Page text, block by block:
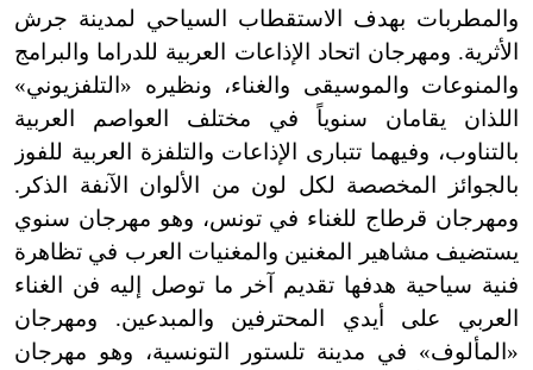
والمطربات بهدف الاستقطاب السياحي لمدينة جرش
الأثرية. ومهرجان اتحاد الإذاعات العربية للدراما والبرامج
والمنوعات والموسيقى والغناء، ونظيره «التلفزيوني»
اللذان يقامان سنوياً في مختلف العواصم العربية
بالتناوب، وفيهما تتبارى الإذاعات والتلفزة العربية للفوز
بالجوائز المخصصة لكل لون من الألوان الآنفة الذكر.
ومهرجان قرطاج للغناء في تونس، وهو مهرجان سنوي
يستضيف مشاهير المغنين والمغنيات العرب في تظاهرة
فنية سياحية هدفها تقديم آخر ما توصل إليه فن الغناء
العربي على أيدي المحترفين والمبدعين. ومهرجان
«المألوف» في مدينة تلستور التونسية، وهو مهرجان